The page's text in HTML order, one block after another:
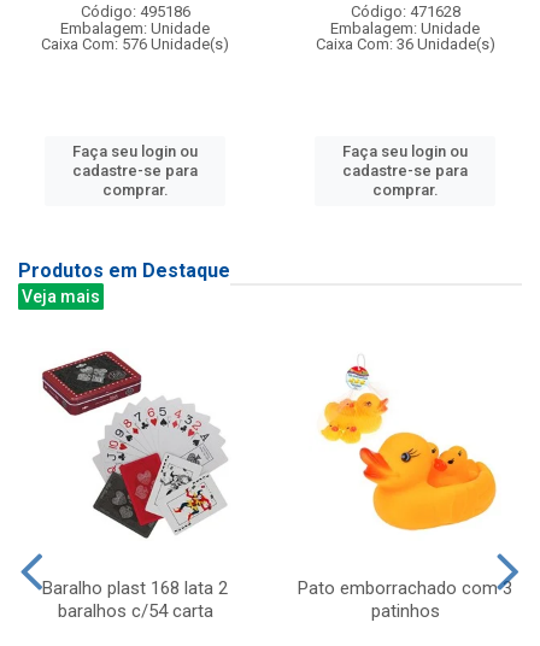
Código: 495186
Embalagem: Unidade
Caixa Com: 576 Unidade(s)
Faça seu login ou
cadastre-se para
comprar.
Código: 471628
Embalagem: Unidade
Caixa Com: 36 Unidade(s)
Faça seu login ou
cadastre-se para
comprar.
Produtos em Destaque
Veja mais
Baralho plast 168 lata 2
baralhos c/54 carta
Pato emborrachado com 3
patinhos